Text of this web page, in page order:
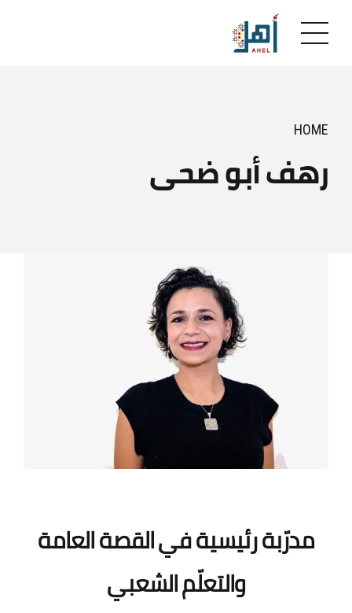
HOME
رهف أبو ضحى
مدرّبة رئيسية في القصة العامة
والتعلّم الشعبي